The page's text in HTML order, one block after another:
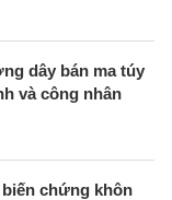
dây bán ma túy
và công nhân
chứng khôn